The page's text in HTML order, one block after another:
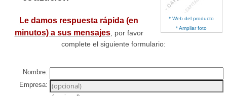
* Web del producto
* Ampliar foto
Le damos respuesta rápida (en
minutos) a sus mensajes, por favor
complete el siguiente formulario:
Nombre:
Empresa: